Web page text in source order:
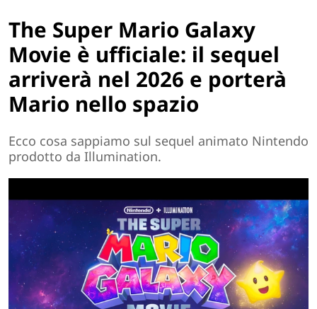
The Super Mario Galaxy
Movie è ufficiale: il sequel
arriverà nel 2026 e porterà
Mario nello spazio
Ecco cosa sappiamo sul sequel animato Nintendo
prodotto da Illumination.